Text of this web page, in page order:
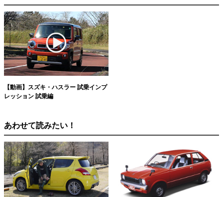
【動画】スズキ・ハスラー 試乗インプ
レッション 試乗編
あわせて読みたい！